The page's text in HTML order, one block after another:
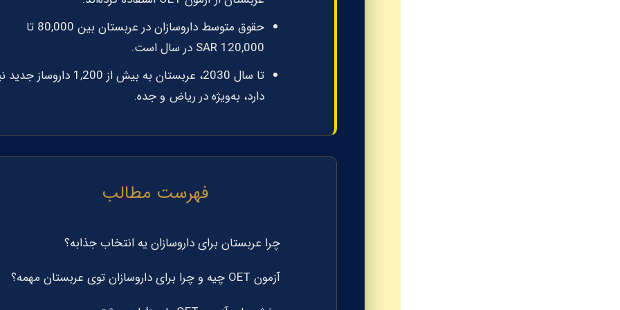
حقوق متوسط داروسازان در عربستان بین 80,000 تا
120,000 SAR در سال است.
تا سال 2030، عربستان به بیش از 1,200 داروساز
دارد، به‌ویژه در ریاض و جده.
فهرست مطالب
چرا عربستان برای داروسازان یه انتخاب جذابه؟
آزمون OET چیه و چرا برای داروسازان توی عربستان مهمه؟